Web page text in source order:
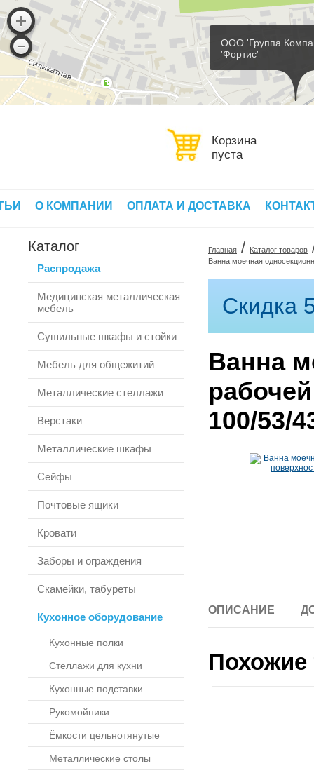
ООО 'Группа
'Фортис'
Корзина
пуста
О КОМПАНИИ ОПЛАТА И ДОСТАВКА
Каталог
Распродажа
Медицинская металлическая
мебель
Сушильные шкафы и стойки
Мебель для общежитий
Металлические стеллажи
Верстаки
Металлические шкафы
Сейфы
Почтовые ящики
Кровати
Заборы и ограждения
Скамейки, табуреты
Кухонное оборудование
Кухонные полки
Стеллажи для кухни
Кухонные подставки
Рукомойники
Ёмкости цельнотянутые
Металлические столы
Главная / Каталог товаров
Ванна моечная
Скидка
Ванна
100/53/
ОПИСАНИЕ